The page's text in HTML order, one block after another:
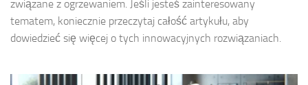
związane z ogrzewaniem. Jeśli jesteś zainteresowany
tematem, koniecznie przeczytaj całość artykułu, aby
dowiedzieć się więcej o tych innowacyjnych rozwiązaniach.